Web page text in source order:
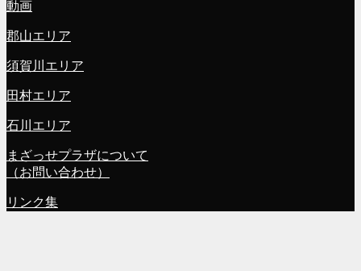
動画
郡山エリア
須賀川エリア
田村エリア
石川エリア
まざっせプラザについて
（お問い合わせ）
リンク集